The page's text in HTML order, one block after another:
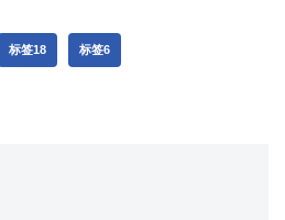
标签18 标签6